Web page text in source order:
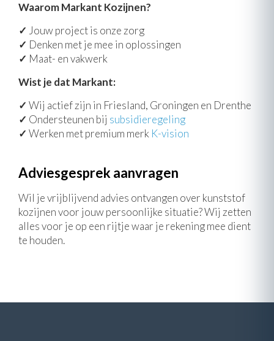
Waarom Markant Kozijnen?
✓ Jouw project is onze zorg
✓ Denken met je mee in oplossingen
✓ Maat- en vakwerk
Wist je dat Markant:
✓ Wij actief zijn in Friesland, Groningen en Drenthe
✓ Ondersteunen bij subsidieregeling
✓ Werken met premium merk K-vision
Adviesgesprek aanvragen
Wil je vrijblijvend advies ontvangen over kunststof
kozijnen voor jouw persoonlijke situatie? Wij zetten
alles voor je op een rijtje waar je rekening mee dient
te houden.